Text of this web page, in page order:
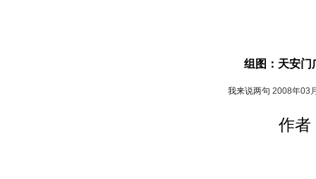
组图：天安门
我来说两句 2008年03
作者